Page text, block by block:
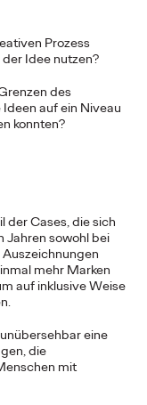
Prozess
Idee nutzen?
des
auf ein Niveau
konnten?
der Cases, die sich
Jahren sowohl bei
mehr Marken
auf inklusive Weise
eine
die
mit
Wien zum
damit ab sofort die
Economy bis